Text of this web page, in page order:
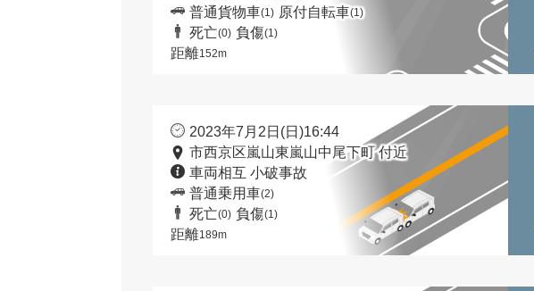
普通貨物車(1) 原付自転車(1)
死亡(0) 負傷(1)
距離152m
2023年7月2日(日)16:44
市西京区嵐山東嵐山中尾下町 付近
車両相互 小破事故
普通乗用車(2)
死亡(0) 負傷(1)
距離189m